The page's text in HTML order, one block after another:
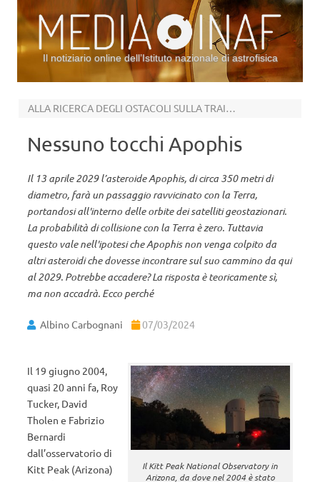
Il notiziario online dell’Istituto nazionale di astrofisica
ALLA RICERCA DEGLI OSTACOLI SULLA TRAIETTORIA DELL’ASTEROIDE
Nessuno tocchi Apophis
Il 13 aprile 2029 l’asteroide Apophis, di circa 350 metri di
diametro, farà un passaggio ravvicinato con la Terra,
portandosi all'interno delle orbite dei satelliti geostazionari.
La probabilità di collisione con la Terra è zero. Tuttavia
questo vale nell'ipotesi che Apophis non venga colpito da
altri asteroidi che dovesse incontrare sul suo cammino da qui
al 2029. Potrebbe accadere? La risposta è teoricamente sì,
ma non accadrà. Ecco perché
Albino Carbognani 07/03/2024
Il Kitt Peak National Observatory in
Arizona, da dove nel 2004 è stato
Il 19 giugno 2004,
quasi 20 anni fa, Roy
Tucker, David
Tholen e Fabrizio
Bernardi
dall’osservatorio di
Kitt Peak (Arizona)